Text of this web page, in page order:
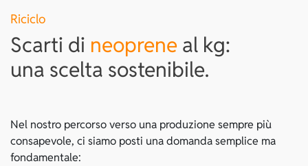
Riciclo
Scarti di neoprene al kg:
una scelta sostenibile.
Nel nostro percorso verso una produzione sempre più
consapevole, ci siamo posti una domanda semplice ma
fondamentale: